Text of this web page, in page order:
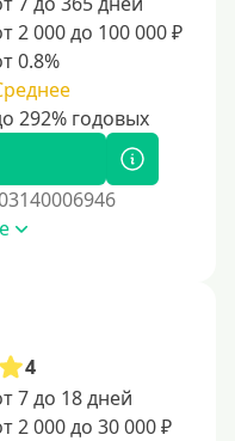
поможет
2 000 до 100 000 ₽
0.8%
4
7 до 18 дней
2 000 до 30 000 ₽